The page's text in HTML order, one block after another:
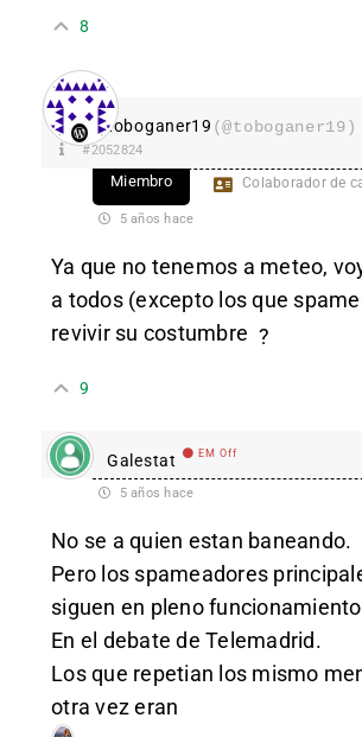
8
toboganer19 (@toboganer19)
#2052824
Miembro Colaborador de
5 años hace
Ya que no tenemos a meteo,
a todos (excepto los que
revivir su costumbre ?
9
Galestat EM Off
5 años hace
No se a quien estan baneando.
Pero los spameadores
siguen en pleno
En el debate de Telemadrid.
Los que repetian los mismo
otra vez eran